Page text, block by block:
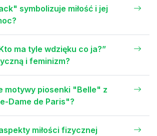
symbolizuje miłość i jej
ma tyle wdzięku co ja?”
i feminizm?
motywy piosenki "Belle" z
Dame de Paris"?
miłości fizycznej